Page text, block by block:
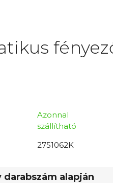
Azonnal
szállítható
2751062K
alapján